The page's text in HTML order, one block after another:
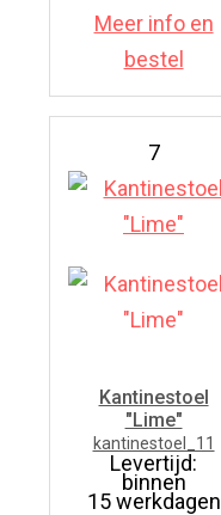
Meer info en
bestel
7
Kantinestoel
"Lime"
kantinestoel_11
Levertijd:
binnen
15 werkdagen